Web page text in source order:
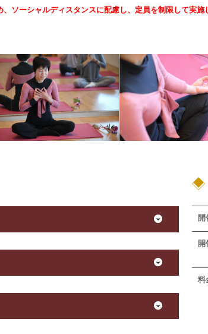
ソーシャルディスタンスに配慮し、定員を制限して実
開
開
料